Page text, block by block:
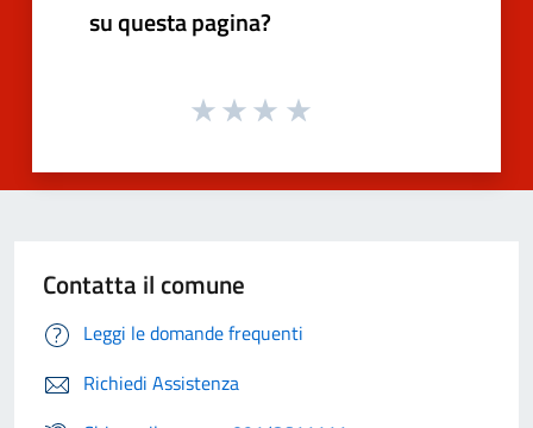
su questa pagina?
Contatta il comune
Leggi le domande frequenti
Richiedi Assistenza